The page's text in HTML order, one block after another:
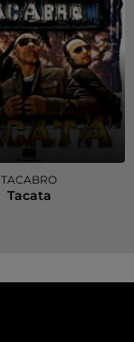
TACABRO
Tacata